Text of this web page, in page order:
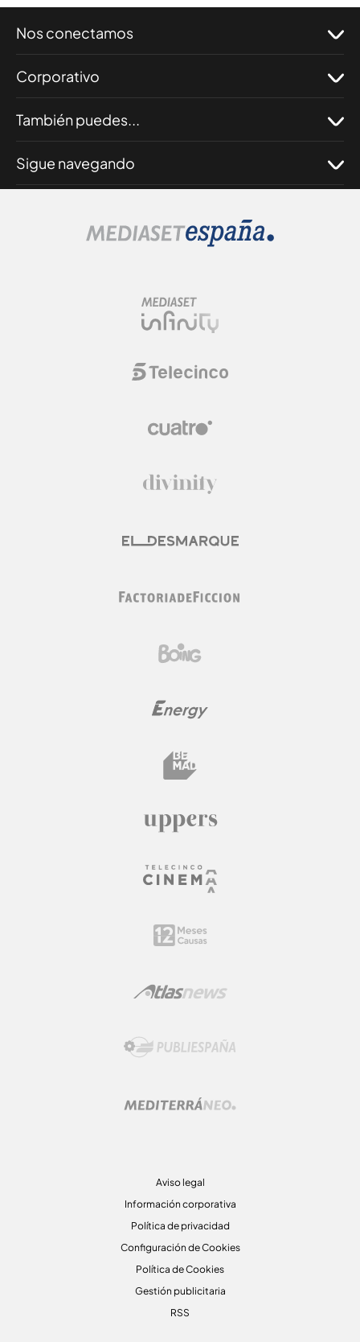
Nos conectamos
Corporativo
También puedes...
Sigue navegando
Aviso legal
Información corporativa
Política de privacidad
Configuración de Cookies
Política de Cookies
Gestión publicitaria
RSS